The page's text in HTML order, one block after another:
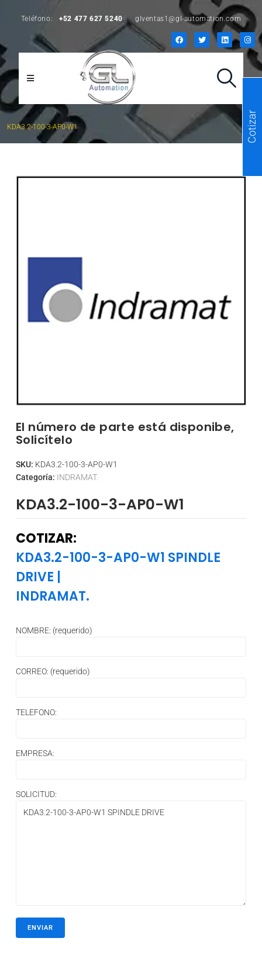
Teléfono: +52 477 627 5240 glventas1@gl-automation.com
KDA3.2-100-3-AP0-W1
El número de parte está disponibe,
Solicítelo
SKU: KDA3.2-100-3-AP0-W1
Categoría: INDRAMAT.
KDA3.2-100-3-AP0-W1
COTIZAR:
KDA3.2-100-3-AP0-W1 SPINDLE
DRIVE |
INDRAMAT.
NOMBRE: (requerido)
CORREO: (requerido)
TELEFONO:
EMPRESA:
SOLICITUD:
Cotizar